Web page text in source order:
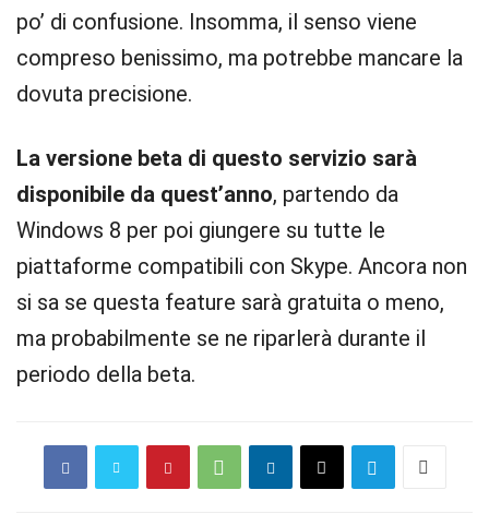
po’ di confusione. Insomma, il senso viene
compreso benissimo, ma potrebbe mancare la
dovuta precisione.
La versione beta di questo servizio sarà
disponibile da quest’anno, partendo da
Windows 8 per poi giungere su tutte le
piattaforme compatibili con Skype. Ancora non
si sa se questa feature sarà gratuita o meno,
ma probabilmente se ne riparlerà durante il
periodo della beta.